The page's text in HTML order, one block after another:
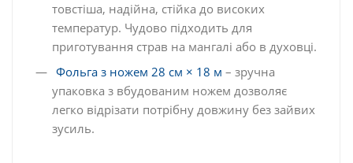
товстіша, надійна, стійка до високих
температур. Чудово підходить для
приготування страв на мангалі або в духовці.
Фольга з ножем 28 см × 18 м – зручна
упаковка з вбудованим ножем дозволяє
легко відрізати потрібну довжину без зайвих
зусиль.